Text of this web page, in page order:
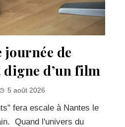
journée de
d’un film
5 août 2026
fera escale à Nantes le
Quand l'univers du